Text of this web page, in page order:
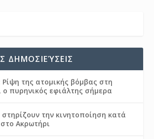
ΔΗΜΟΣΙΕΎΣΕΙΣ
της ατομικής βόμβας στη
ο πυρηνικός εφιάλτης σήμερα
στηρίζουν την κινητοποίηση κατά
Ακρωτήρι